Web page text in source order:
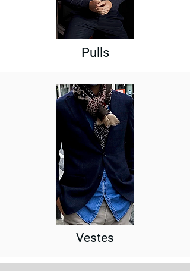
Pulls
Vestes